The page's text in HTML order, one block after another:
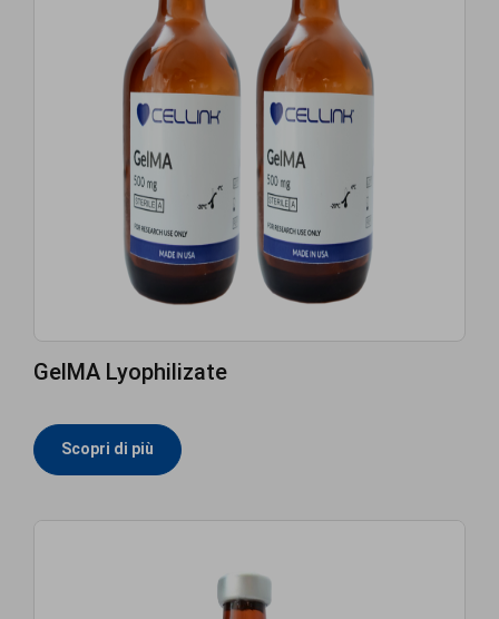
GelMA Lyophilizate
Scopri di più